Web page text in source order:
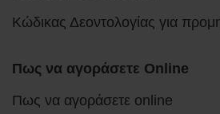
Κώδικας Δεοντολογίας για
Πως να αγοράσετε Online
Πως να αγοράσετε online